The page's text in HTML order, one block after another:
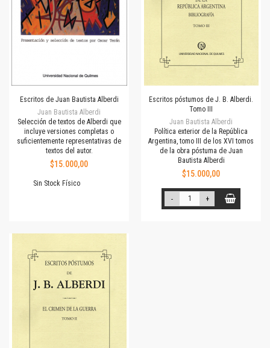
Escritos de Juan Bautista Alberdi
Juan Bautista Alberdi
Selección de textos de Alberdi que
incluye versiones completas o
suficientemente representativas de
textos del autor.
$15.000,00
Sin Stock Físico
Escritos póstumos de J. B. Alberdi.
Tomo III
Juan Bautista Alberdi
Política exterior de la República
Argentina, tomo III de los XVI tomos
de la obra póstuma de Juan
Bautista Alberdi
$15.000,00
- +